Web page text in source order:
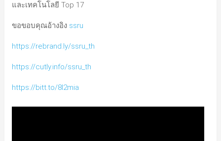
และเทคโนโลยี Top 17
ขอขอบคุณอ้างอิง ssru
https://rebrand.ly/ssru_th
https://cutly.info/ssru_th
https://bitt.to/8l2mia